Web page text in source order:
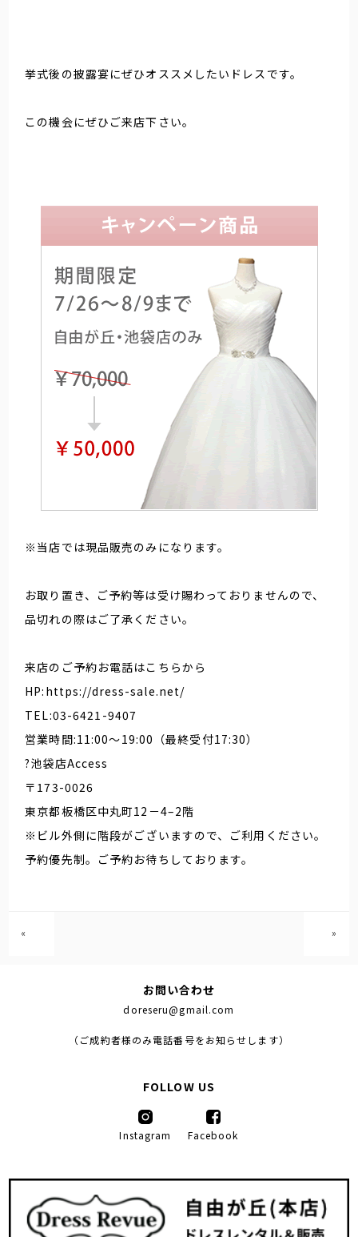
挙式後の披露宴にぜひオススメしたいドレスです。
この機会にぜひご来店下さい。
※当店では現品販売のみになります。
お取り置き、ご予約等は受け賜わっておりませんので、
品切れの際はご了承ください。
来店のご予約お電話はこちらから
HP:https://dress-sale.net/
TEL:03-6421-9407
営業時間:11:00～19:00（最終受付17:30）
?池袋店Access
〒173-0026
東京都板橋区中丸町12－4–2階
※ビル外側に階段がございますので、ご利用ください。
予約優先制。ご予約お待ちしております。
« »
お問い合わせ
doreseru@gmail.com
（ご成約者様のみ電話番号をお知らせします）
FOLLOW US
Instagram Facebook